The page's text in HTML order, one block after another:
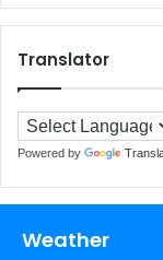
Translator
Powered by
Weather